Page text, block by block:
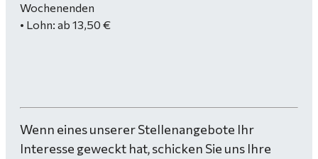
Wochenenden
• Lohn: ab 13,50 €
Wenn eines unserer Stellenangebote Ihr
Interesse geweckt hat, schicken Sie uns Ihre